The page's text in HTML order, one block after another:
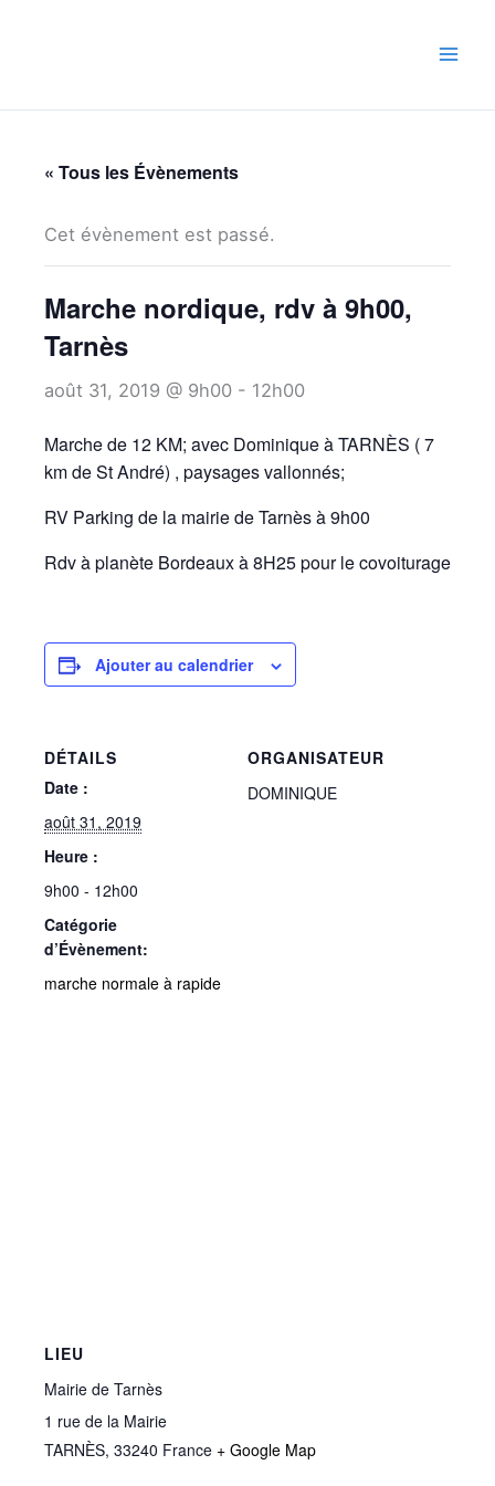
« Tous les Évènements
Cet évènement est passé.
Marche nordique, rdv à 9h00,
Tarnès
août 31, 2019 @ 9h00 - 12h00
Marche de 12 KM; avec Dominique à TARNÈS ( 7
km de St André) , paysages vallonnés;
RV Parking de la mairie de Tarnès à 9h00
Rdv à planète Bordeaux à 8H25 pour le covoiturage
Ajouter au calendrier
DÉTAILS
Date :
août 31, 2019
Heure :
9h00 - 12h00
Catégorie
d’Évènement:
marche normale à rapide
ORGANISATEUR
DOMINIQUE
LIEU
Mairie de Tarnès
1 rue de la Mairie
TARNÈS, 33240 France + Google Map